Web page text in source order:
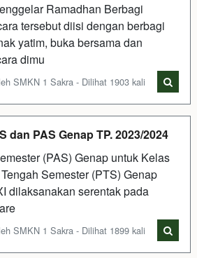
Ramadhan Berbagi
tersebut diisi dengan berbagi
yatim, buka bersama dan
dimu
SMKN 1 Sakra - Dilihat 1903 kali
dan PAS Genap TP. 2023/2024
(PAS) Genap untuk Kelas
Semester (PTS) Genap
dilaksanakan serentak pada
SMKN 1 Sakra - Dilihat 1899 kali